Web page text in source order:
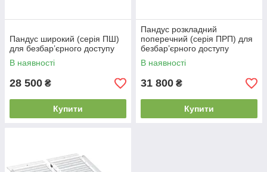
Пандус широкий (серія ПШ)
для безбар’єрного доступу
В наявності
28 500 ₴
Купити
Пандус розкладний
поперечний (серія ПРП) для
безбар’єрного доступу
В наявності
31 800 ₴
Купити